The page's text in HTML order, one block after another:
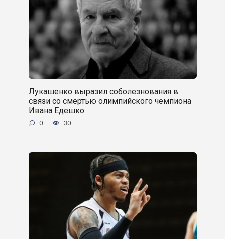
Лукашенко выразил соболезнования в
связи со смертью олимпийского чемпиона
Ивана Едешко
0 30